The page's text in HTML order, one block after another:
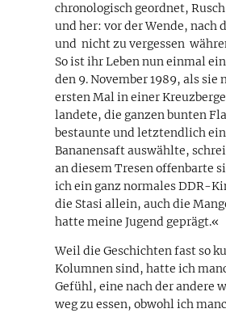
chronologisch geordnet,
und her: vor der Wende, nach
und ­ nicht zu vergessen
So ist ihr Leben nun einmal
den 9. November 1989, als sie
ersten Mal in einer
landete, die ganzen bunten
bestaunte und letztendlich
Bananensaft auswählte,
an diesem Tresen offenbarte
ich ein ganz normales DDR-
die Stasi allein, auch die
hatte meine Jugend geprägt.«
Weil die Geschichten fast so
Kolumnen sind, hatte ich
Gefühl, eine nach der andere
weg zu essen, obwohl ich